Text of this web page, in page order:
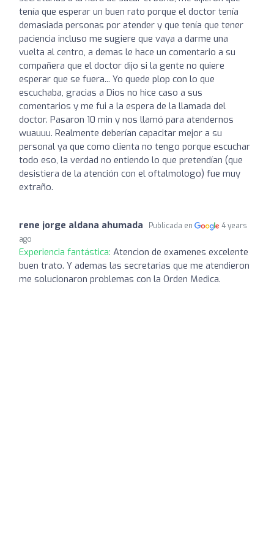
tenía que esperar un buen rato porque el doctor tenía
demasiada personas por atender y que tenía que tener
paciencia incluso me sugiere que vaya a darme una
vuelta al centro, a demas le hace un comentario a su
compañera que el doctor dijo si la gente no quiere
esperar que se fuera... Yo quede plop con lo que
escuchaba, gracias a Dios no hice caso a sus
comentarios y me fui a la espera de la llamada del
doctor. Pasaron 10 min y nos llamó para atendernos
wuauuu. Realmente deberían capacitar mejor a su
personal ya que como clienta no tengo porque escuchar
todo eso, la verdad no entiendo lo que pretendían (que
desistiera de la atención con el oftalmologo) fue muy
extraño.
rene jorge aldana ahumada Publicada en
4 years
ago
Experiencia fantástica: Atencion de examenes excelente
buen trato. Y ademas las secretarias que me atendieron
me solucionaron problemas con la Orden Medica.